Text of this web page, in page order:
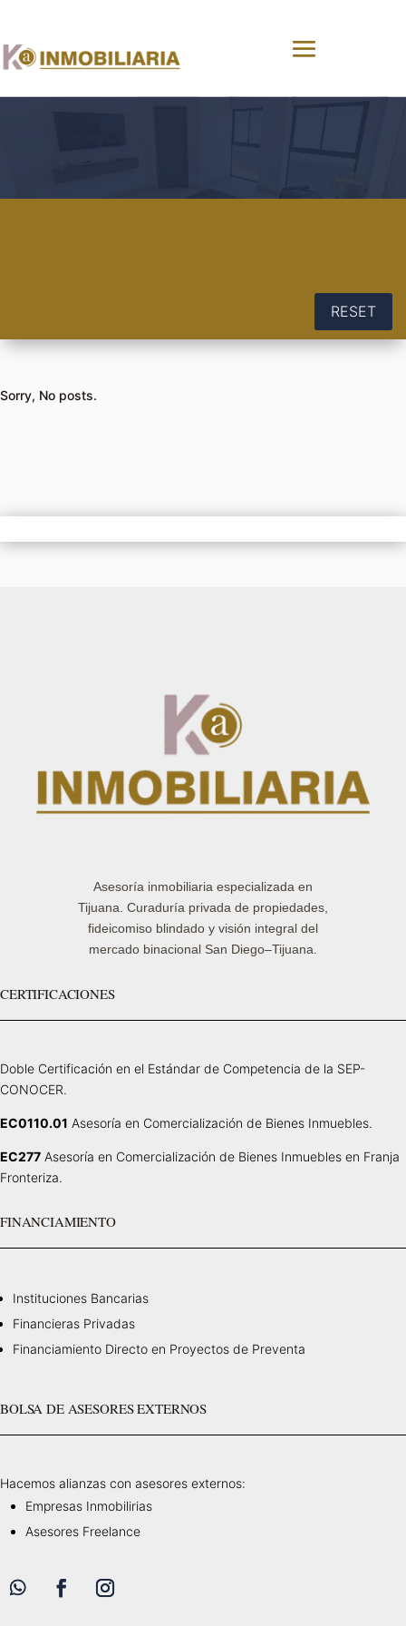
RESET
Sorry, No posts.
Asesoría inmobiliaria especializada en
Tijuana. Curaduría privada de propiedades,
fideicomiso blindado y visión integral del
mercado binacional San Diego–Tijuana.
CERTIFICACIONES
Doble Certificación en el Estándar de Competencia de la SEP-
CONOCER.
EC0110.01 Asesoría en Comercialización de Bienes Inmuebles.
EC277 Asesoría en Comercialización de Bienes Inmuebles en Franja
Fronteriza.
FINANCIAMIENTO
Instituciones Bancarias
Financieras Privadas
Financiamiento Directo en Proyectos de Preventa
BOLSA DE ASESORES EXTERNOS
Hacemos alianzas con asesores externos:
Empresas Inmobilirias
Asesores Freelance